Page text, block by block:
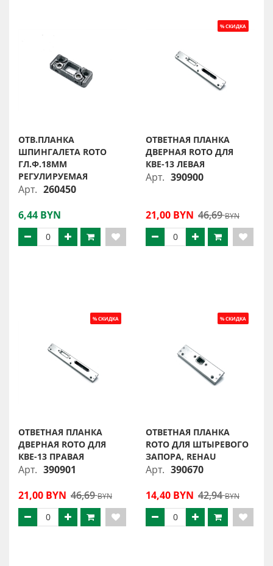
ОТВ.ПЛАНКА
ШПИНГАЛЕТА ROTO
ГЛ.Ф.18ММ
РЕГУЛИРУЕМАЯ
Арт. 260450
6,44 BYN
ОТВЕТНАЯ ПЛАНКА
ДВЕРНАЯ ROTO ДЛЯ
КВЕ-13 ЛЕВАЯ
Арт. 390900
21,00 BYN 46,69BYN
ОТВЕТНАЯ ПЛАНКА
ДВЕРНАЯ ROTO ДЛЯ
КВЕ-13 ПРАВАЯ
Арт. 390901
21,00 BYN 46,69BYN
ОТВЕТНАЯ ПЛАНКА
ROTO ДЛЯ ШТЫРЕВОГО
ЗАПОРА, REHAU
Арт. 390670
14,40 BYN 42,94BYN